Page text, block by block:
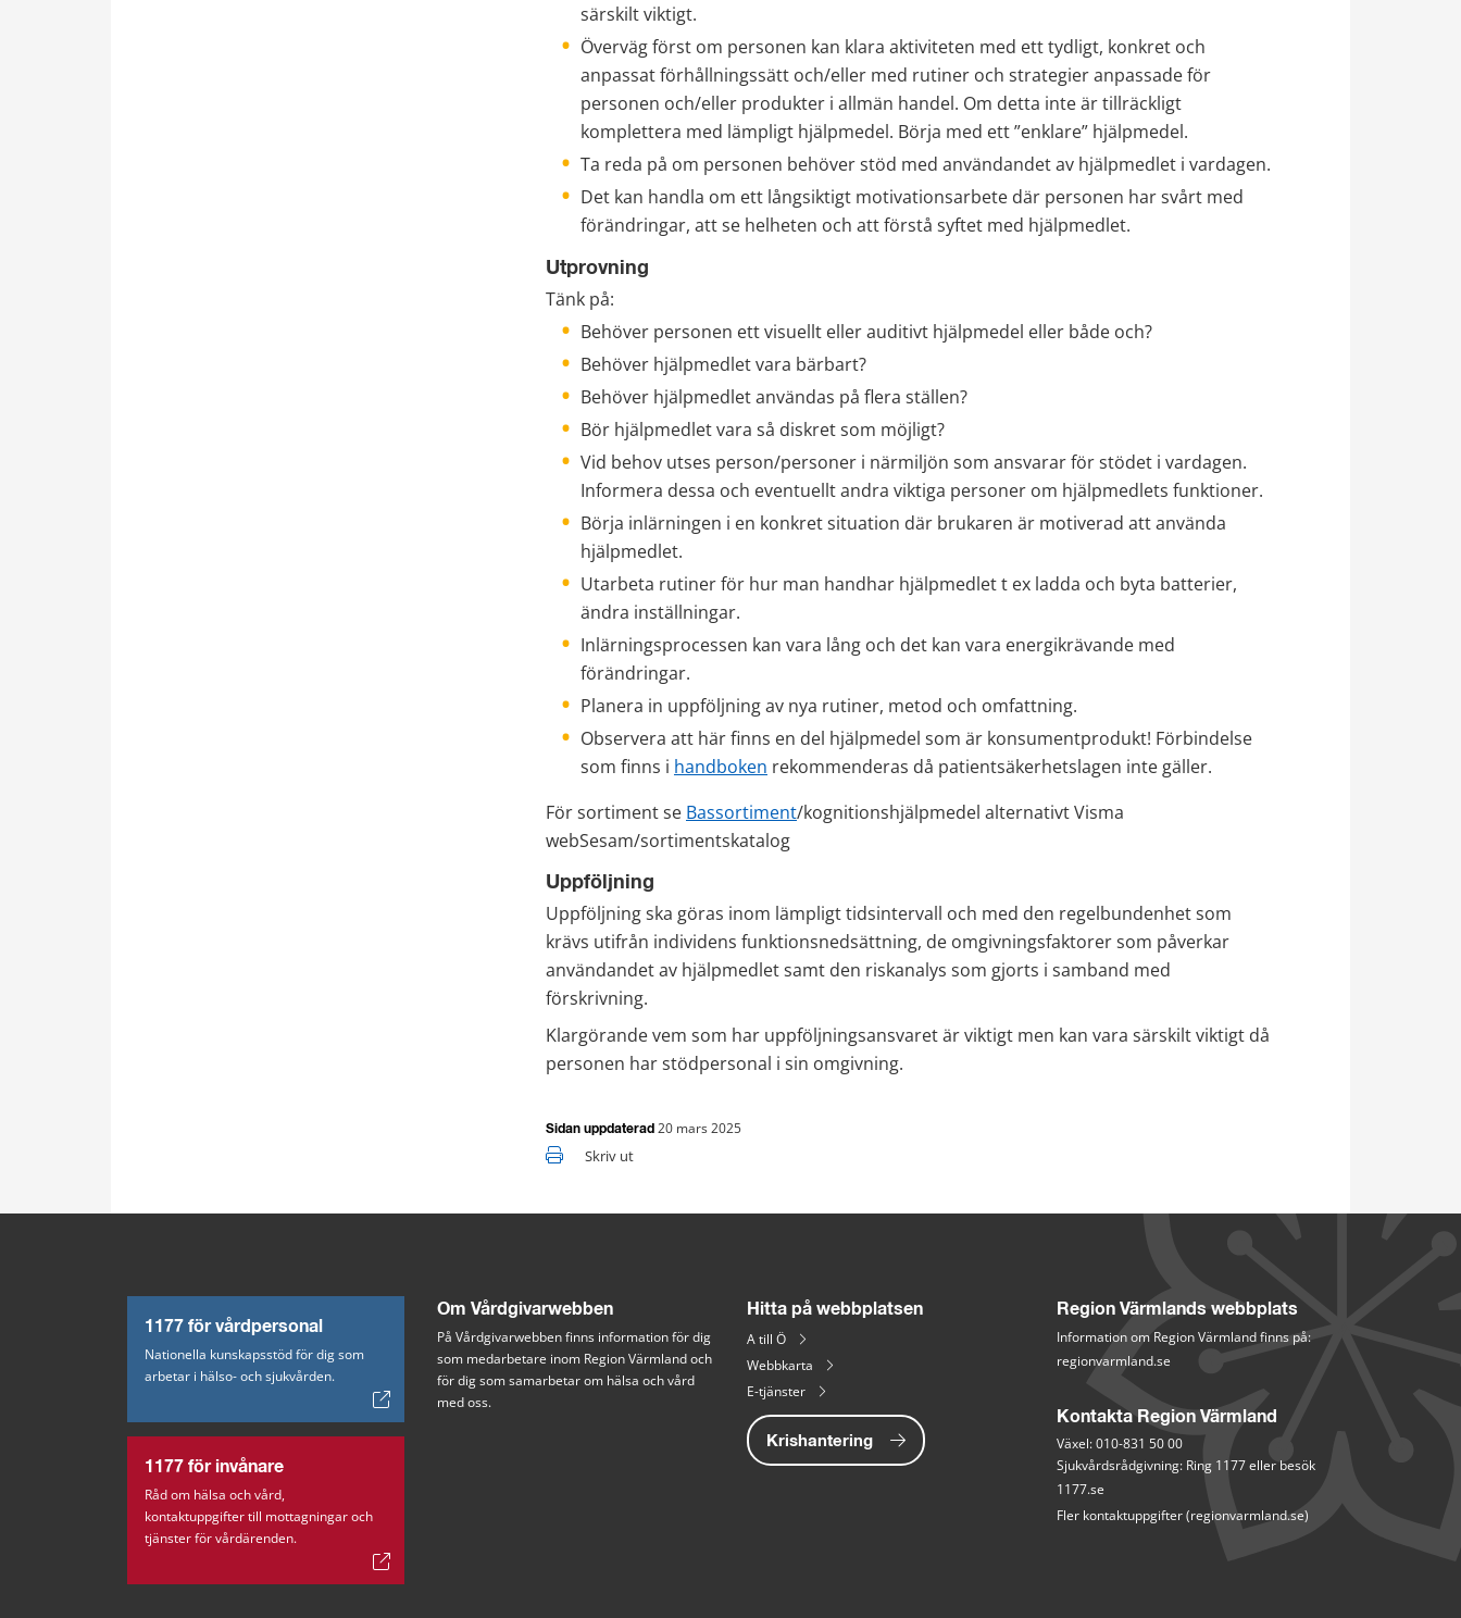
särskilt viktigt.
Överväg först om personen kan klara aktiviteten med ett tydligt, konkret och
anpassat förhållningssätt och/eller med rutiner och strategier anpassade för
personen och/eller produkter i allmän handel. Om detta inte är tillräckligt
komplettera med lämpligt hjälpmedel. Börja med ett ”enklare” hjälpmedel.
Ta reda på om personen behöver stöd med användandet av hjälpmedlet i vardagen.
Det kan handla om ett långsiktigt motivationsarbete där personen har svårt med
förändringar, att se helheten och att förstå syftet med hjälpmedlet.
Utprovning
Tänk på:
Behöver personen ett visuellt eller auditivt hjälpmedel eller både och?
Behöver hjälpmedlet vara bärbart?
Behöver hjälpmedlet användas på flera ställen?
Bör hjälpmedlet vara så diskret som möjligt?
Vid behov utses person/personer i närmiljön som ansvarar för stödet i vardagen.
Informera dessa och eventuellt andra viktiga personer om hjälpmedlets funktioner.
Börja inlärningen i en konkret situation där brukaren är motiverad att använda
hjälpmedlet.
Utarbeta rutiner för hur man handhar hjälpmedlet t ex ladda och byta batterier,
ändra inställningar.
Inlärningsprocessen kan vara lång och det kan vara energikrävande med
förändringar.
Planera in uppföljning av nya rutiner, metod och omfattning.
Observera att här finns en del hjälpmedel som är konsumentprodukt! Förbindelse
som finns i handboken rekommenderas då patientsäkerhetslagen inte gäller.
För sortiment se Bassortiment/kognitionshjälpmedel alternativt Visma
webSesam/sortimentskatalog
Uppföljning
Uppföljning ska göras inom lämpligt tidsintervall och med den regelbundenhet som
krävs utifrån individens funktionsnedsättning, de omgivningsfaktorer som påverkar
användandet av hjälpmedlet samt den riskanalys som gjorts i samband med
förskrivning.
Klargörande vem som har uppföljningsansvaret är viktigt men kan vara särskilt viktigt då
personen har stödpersonal i sin omgivning.
Sidan uppdaterad 20 mars 2025
Skriv ut
1177 för vårdpersonal
Nationella kunskapsstöd för dig som
arbetar i hälso- och sjukvården.
1177 för invånare
Råd om hälsa och vård,
kontaktuppgifter till mottagningar och
tjänster för vårdärenden.
Om Vårdgivarwebben
På Vårdgivarwebben finns information för dig
som medarbetare inom Region Värmland och
för dig som samarbetar om hälsa och vård
med oss.
Hitta på webbplatsen
A till Ö
Webbkarta
E-tjänster
Krishantering
Region Värmlands webbplats
Information om Region Värmland finns på:
regionvarmland.se
Kontakta Region Värmland
Växel: 010-831 50 00
Sjukvårdsrådgivning: Ring 1177 eller besök
1177.se
Fler kontaktuppgifter (regionvarmland.se)